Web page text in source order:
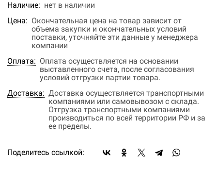
Наличие: нет в наличии
Цена: Окончательная цена на товар зависит от
объема закупки и окончательных условий
поставки, уточняйте эти данные у менеджера
компании
Оплата: Оплата осуществляется на основании
выставленного счета, после согласования
условий отгрузки партии товара.
Доставка: Доставка осуществляется транспортными
компаниями или самовывозом с склада.
Отгрузка транспортными компаниями
производиться по всей территории РФ и за
ее пределы.
Поделитесь ссылкой: